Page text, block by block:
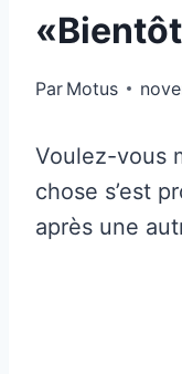
Par Motus
Voulez-vous
chose s’est
après une